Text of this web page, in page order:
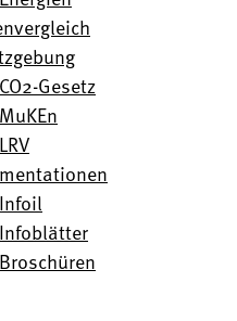
CO2-Gesetz
MuKEn
LRV
Infoil
Infoblätter
Broschüren